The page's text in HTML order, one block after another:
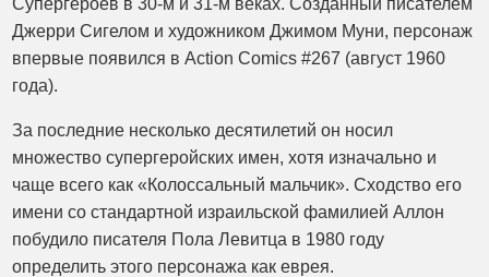
Супергероев в 30-м и 31-м веках. Созданный писателем
Джерри Сигелом и художником Джимом Муни, персонаж
впервые появился в Action Comics #267 (август 1960
года).
За последние несколько десятилетий он носил
множество супергеройских имен, хотя изначально и
чаще всего как «Колоссальный мальчик». Сходство его
имени со стандартной израильской фамилией Аллон
побудило писателя Пола Левитца в 1980 году
определить этого персонажа как еврея.